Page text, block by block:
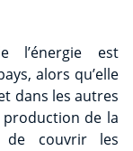
l’énergie est
alors qu’elle
dans les autres
de la
de couvrir les